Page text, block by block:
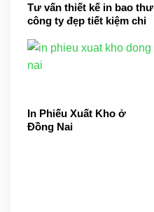
Tư vấn thiết kế in bao thư
công ty đẹp tiết kiệm chi
In Phiếu Xuất Kho ở
Đồng Nai